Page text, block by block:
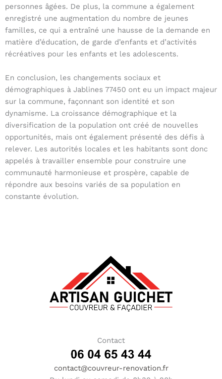
personnes âgées. De plus, la commune a également
enregistré une augmentation du nombre de jeunes
familles, ce qui a entraîné une hausse de la demande en
matière d’éducation, de garde d’enfants et d’activités
récréatives pour les enfants et les adolescents.
En conclusion, les changements sociaux et
démographiques à Jablines 77450 ont eu un impact majeur
sur la commune, façonnant son identité et son
dynamisme. La croissance démographique et la
diversification de la population ont créé de nouvelles
opportunités, mais ont également présenté des défis à
relever. Les autorités locales et les habitants sont donc
appelés à travailler ensemble pour construire une
communauté harmonieuse et prospère, capable de
répondre aux besoins variés de sa population en
constante évolution.
Contact
contact@couvreur-renovation.fr